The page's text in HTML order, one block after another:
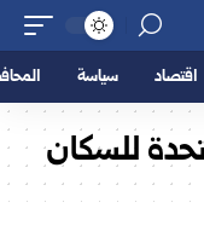
اقتصاد سياسة
للسكان